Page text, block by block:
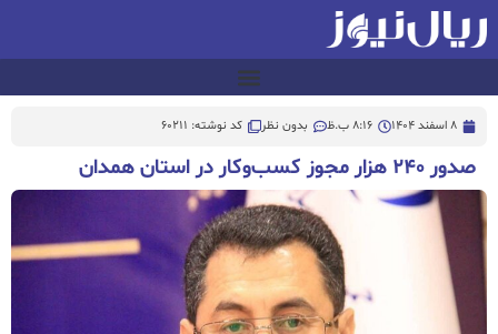
8 اسفند 1404 8:16 ب.ظ بدون نظر کد نوشته: 60211
صدور ۲۴۰ هزار مجوز کسب‌وکار در استان همدان